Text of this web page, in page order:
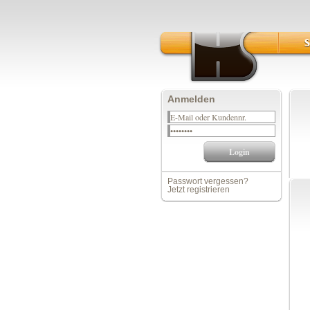
Anmelden
Passwort vergessen?
Jetzt registrieren